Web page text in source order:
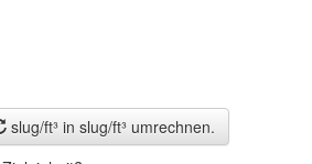
slug/ft³ in slug/ft³ umrechnen.